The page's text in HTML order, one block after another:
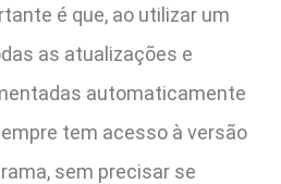
é que, ao utilizar um
as atualizações e
automaticamente
tem acesso à versão
sem precisar se